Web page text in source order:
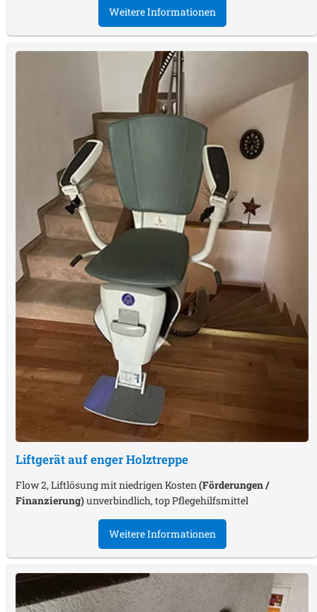
Weitere Informationen
Liftgerät auf enger Holztreppe
Flow 2, Liftlösung mit niedrigen Kosten (Förderungen /
Finanzierung)unverbindlich, top Pflegehilfsmittel
Weitere Informationen